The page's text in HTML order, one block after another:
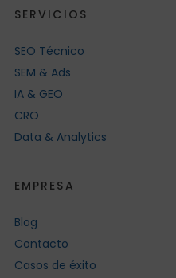
SERVICIOS
SEO Técnico
SEM & Ads
IA & GEO
CRO
Data & Analytics
EMPRESA
Blog
Contacto
Casos de éxito